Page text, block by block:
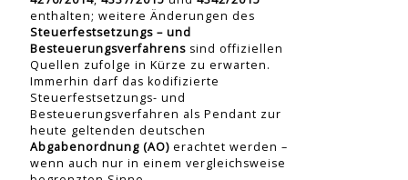
enthalten; weitere Änderungen des
Steuerfestsetzungs – und
Besteuerungsverfahrenssind offiziellen
Quellen zufolge in Kürze zu erwarten.
Immerhin darf das kodifizierte
Steuerfestsetzungs- und
Besteuerungsverfahren als Pendant zur
heute geltenden deutschen
Abgabenordnung (AO)erachtet werden –
wenn auch nur in einem vergleichsweise